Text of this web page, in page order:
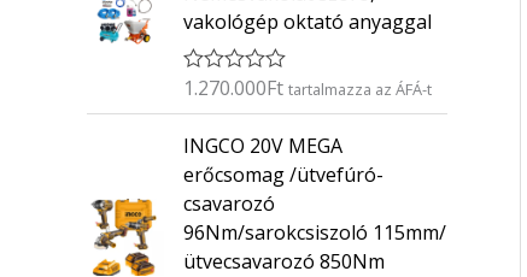
vakológép oktató anyaggal
É
é
e
l
é
s
:
1.270.000Ft tartalmazza az ÁFÁ-t
INGCO 20V MEGA
erőcsomag /ütvefúró-
csavarozó
96Nm/sarokcsiszoló 115mm/
ütvecsavarozó 850Nm